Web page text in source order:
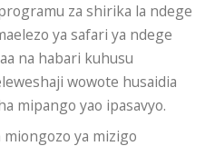
za shirika la ndege
ya safari ya ndege
na habari kuhusu
wowote husaidia
mipango yao ipasavyo.
miongozo ya mizigo